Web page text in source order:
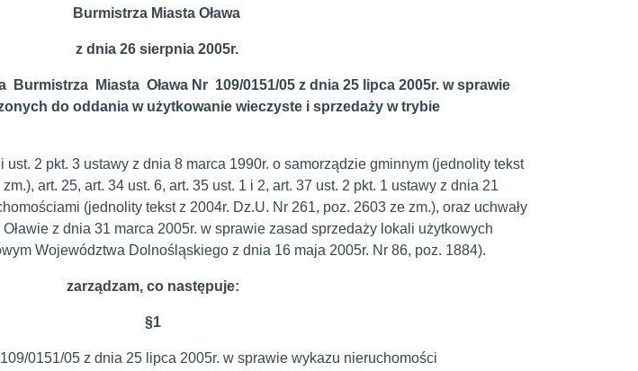
Burmistrza Miasta Oława
z dnia 26 sierpnia 2005r.
Miasta Oława Nr 109/0151/05 z dnia 25 lipca 2005r. w sprawie
do oddania w użytkowanie wieczyste i sprzedaży w trybie
pkt. 3 ustawy z dnia 8 marca 1990r. o samorządzie gminnym (jednolity tekst
art. 25, art. 34 ust. 6, art. 35 ust. 1 i 2, art. 37 ust. 2 pkt. 1 ustawy z dnia 21
(jednolity tekst z 2004r. Dz.U. Nr 261, poz. 2603 ze zm.), oraz uchwały
z dnia 31 marca 2005r. w sprawie zasad sprzedaży lokali użytkowych
Województwa Dolnośląskiego z dnia 16 maja 2005r. Nr 86, poz. 1884).
zarządzam, co następuje:
§1
0151/05 z dnia 25 lipca 2005r. w sprawie wykazu nieruchomości